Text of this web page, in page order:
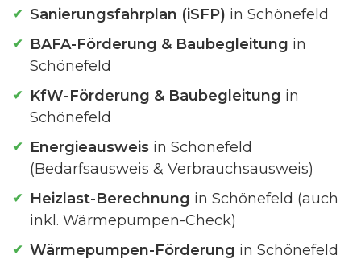
Sanierungsfahrplan (iSFP) in Schönefeld
BAFA-Förderung & Baubegleitung in
Schönefeld
KfW-Förderung & Baubegleitung in
Schönefeld
Energieausweis in Schönefeld
(Bedarfsausweis & Verbrauchsausweis)
Heizlast-Berechnung in Schönefeld (auch
inkl. Wärmepumpen-Check)
Wärmepumpen-Förderung in Schönefeld